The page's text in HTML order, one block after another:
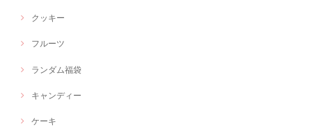
クッキー
フルーツ
ランダム福袋
キャンディー
ケーキ